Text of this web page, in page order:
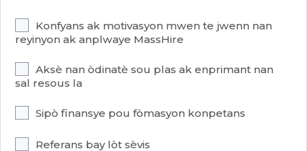
Konfyans ak motivasyon mwen te jwenn nan
reyinyon ak anplwaye MassHire
Aksè nan òdinatè sou plas ak enprimant nan
sal resous la
Sipò finansye pou fòmasyon konpetans
Referans bay lòt sèvis